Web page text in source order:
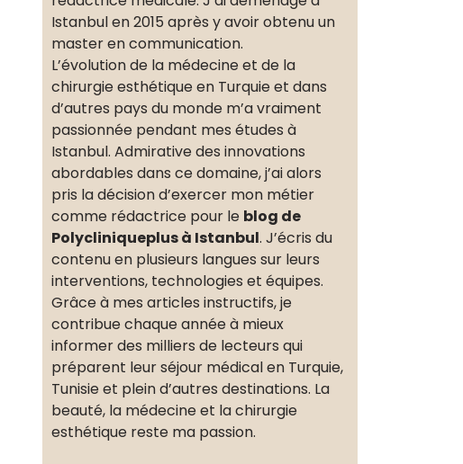
Istanbul en 2015 après y avoir obtenu un
master en communication.
L’évolution de la médecine et de la
chirurgie esthétique en Turquie et dans
d’autres pays du monde m’a vraiment
passionnée pendant mes études à
Istanbul. Admirative des innovations
abordables dans ce domaine, j’ai alors
pris la décision d’exercer mon métier
comme rédactrice pour le blog de
Polycliniqueplus à Istanbul. J’écris du
contenu en plusieurs langues sur leurs
interventions, technologies et équipes.
Grâce à mes articles instructifs, je
contribue chaque année à mieux
informer des milliers de lecteurs qui
préparent leur séjour médical en Turquie,
Tunisie et plein d’autres destinations. La
beauté, la médecine et la chirurgie
esthétique reste ma passion.